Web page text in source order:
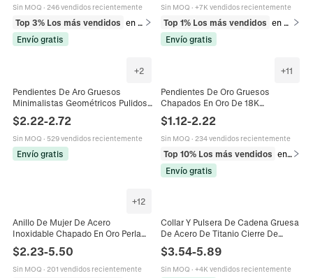
Sin MOQ · 246 vendidos recientemente
Top 3% Los más vendidos
en Pulseras
Envío gratis
Sin MOQ · +7K vendidos recientemente
Top 1% Los más vendidos
en Pendientes
Envío gratis
+2
Pendientes De Aro Gruesos
Minimalistas Geométricos Pulidos
Cobre Chapado En Oro Forma C
Con Poste De Cobre Vintage
Mujeres
$2.22-2.72
Sin MOQ · 529 vendidos recientemente
Envío gratis
+11
Pendientes De Oro Gruesos
Chapados En Oro De 18K
Geométricos Minimalistas Corazón
Y Bolas Con Poste De Acero
Inoxidable
$1.12-2.22
Sin MOQ · 234 vendidos recientemente
Top 10% Los más vendidos
en Pendientes
Envío gratis
+12
Anillo De Mujer De Acero
Inoxidable Chapado En Oro Perla
Barroca Artificial Irregular Grueso
Impermeable Hipoalergénico
Joyería Vintage
$2.23-5.50
Sin MOQ · 201 vendidos recientemente
Collar Y Pulsera De Cadena Gruesa
De Acero De Titanio Cierre De
Palanca Joyas De Estilo
Minimalista Industrial Para Mujer
$3.54-5.89
Sin MOQ · +4K vendidos recientemente